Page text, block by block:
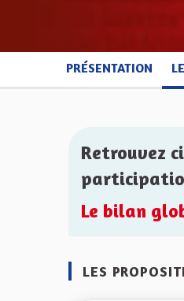
PRÉSENTATION
Retrouvez
Le bilan
LES